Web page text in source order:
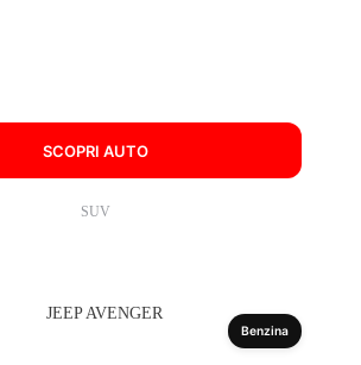
SCOPRI AUTO
SUV
Benzina